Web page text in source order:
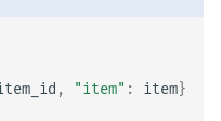
, "item" : item}